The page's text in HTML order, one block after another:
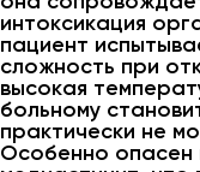
интоксикация
пациент
сложность при
высокая
больному
практически не
Особенно опасен